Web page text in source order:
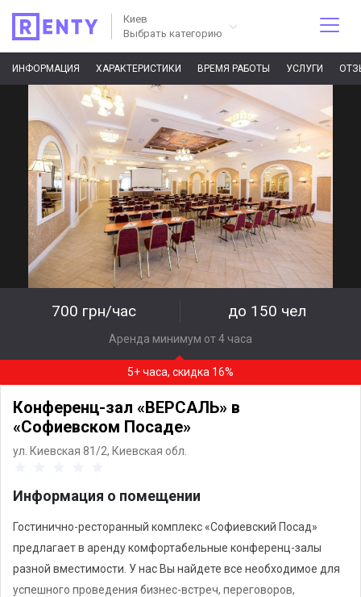
Киев
Выбрать категорию
ИНФОРМАЦИЯ ХАРАКТЕРИСТИКИ ВРЕМЯ РАБОТЫ УСЛУГИ
700 грн/час до 150 чел
Аренда минимум от 4 часа
5+ часа, скидка 16%
Конференц-зал «ВЕРСАЛЬ» в
«Софиевском Посаде»
ул. Киевская 81/2, Киевская обл.
Информация о помещении
Гостинично-ресторанный комплекс «Софиевский Посад»
предлагает в аренду комфортабельные конференц-залы
разной вместимости. У нас Вы найдете все необходимое для
успешного проведения бизнес-встреч, переговоров,